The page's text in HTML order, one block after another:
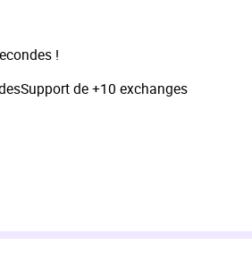
!
Support de +10 exchanges